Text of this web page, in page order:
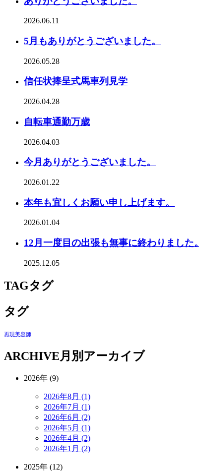
2026.06.11
5月もありがとうございました。
2026.05.28
信任状捧呈式馬車列見学
2026.04.28
自転車通勤万歳
2026.04.03
今月ありがとうございました。
2026.01.22
本年も宜しくお願い申し上げます。
2026.01.04
12月一度目の出張も無事に終わりました。
2025.12.05
TAGタグ
タグ
再現美容師
ARCHIVE月別アーカイブ
2026年 (9)
2026年8月 (1)
2026年7月 (1)
2026年6月 (2)
2026年5月 (1)
2026年4月 (2)
2026年1月 (2)
2025年 (12)